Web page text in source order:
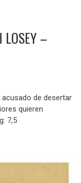
LOSEY –
acusado de desertar
quieren
7,5